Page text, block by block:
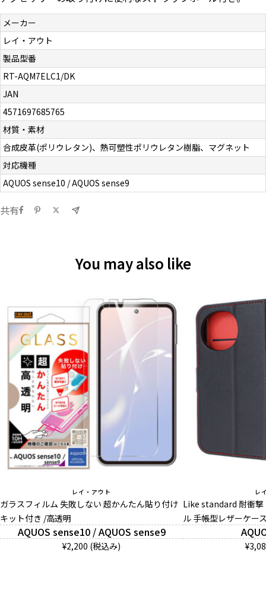
メーカー
レイ・アウト
製品型番
RT-AQM7ELC1/DK
JAN
4571697685765
材質・素材
合成皮革(ポリウレタン)、熱可塑性ポリウレタン樹脂、マグネット
対応機種
AQUOS sense10 / AQUOS sense9
共有
You may also like
レイ・アウト
ガラスフィルム 失敗しない 超かんたん貼り付け
キット付き /高透明
AQUOS sense10 / AQUOS sense9
¥2,200 (税込み)
レ
Like standard 耐衝撃
ル 手帳型レザーケー